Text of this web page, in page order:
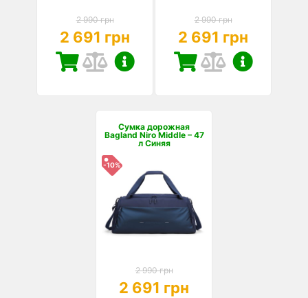
2 990 грн
2 691 грн
2 990 грн
2 691 грн
Сумка дорожная
Bagland Niro Middle – 47
л Синяя
-10%
2 990 грн
2 691 грн